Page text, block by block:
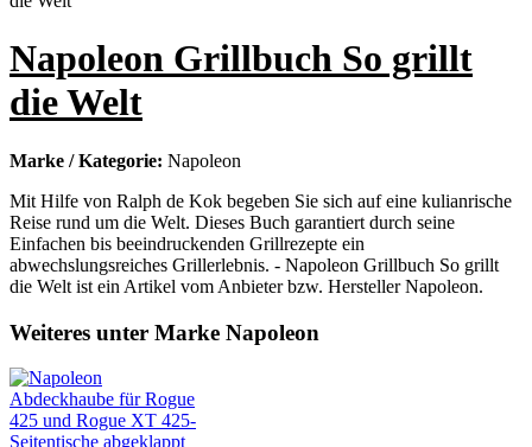
Napoleon Grillbuch So grillt
die Welt
Marke / Kategorie: Napoleon
Mit Hilfe von Ralph de Kok begeben Sie sich auf eine kulianrische
Reise rund um die Welt. Dieses Buch garantiert durch seine
Einfachen bis beeindruckenden Grillrezepte ein
abwechslungsreiches Grillerlebnis. - Napoleon Grillbuch So grillt
die Welt ist ein Artikel vom Anbieter bzw. Hersteller Napoleon.
Weiteres unter Marke Napoleon